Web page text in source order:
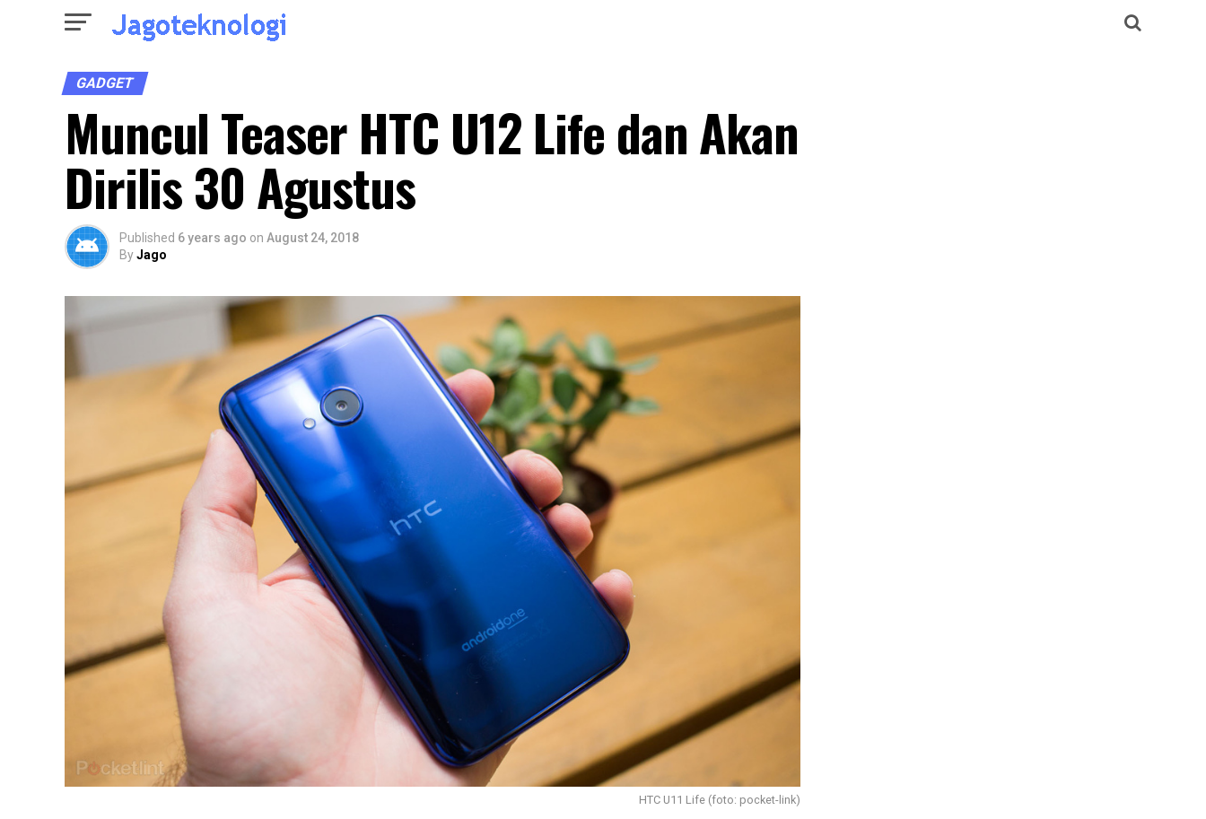
GADGET
Muncul Teaser HTC U12 Life dan Akan
Dirilis 30 Agustus
Published 6 years ago on August 24, 2018
ByJago
HTC U11 Life (foto: pocket-link)